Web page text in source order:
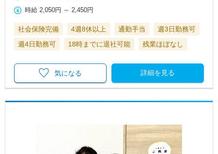
時給 2,050円 ～2,450円
社会保険完備 4週8休以上 通勤手当
週3日勤務可
週4日勤務可
18時までに退社可能 残業ほぼなし
詳細を見る
気になる